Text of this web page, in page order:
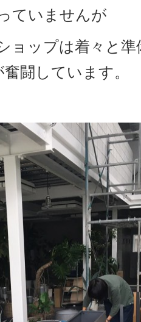
ていませんが
ョップは着々と
闘しています。